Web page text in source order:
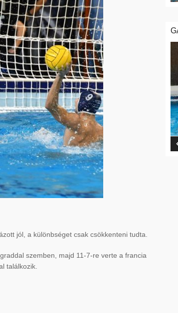
jól, a különbséget csak csökkenteni tudta.
szemben, majd 11-7-re verte a francia
találkozik.